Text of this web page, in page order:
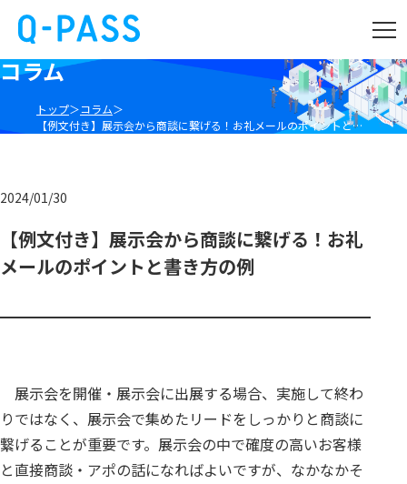
コラム
トップ
コラム
【例文付き】展示会から商談に繋げる！お礼メールのポイントと書き方の例
2024/01/30
【例文付き】展示会から商談に繋げる！お礼
メールのポイントと書き方の例
展示会を開催・展示会に出展する場合、実施して終わ
りではなく、展示会で集めたリードをしっかりと商談に
繋げることが重要です。展示会の中で確度の高いお客様
と直接商談・アポの話になればよいですが、なかなかそ